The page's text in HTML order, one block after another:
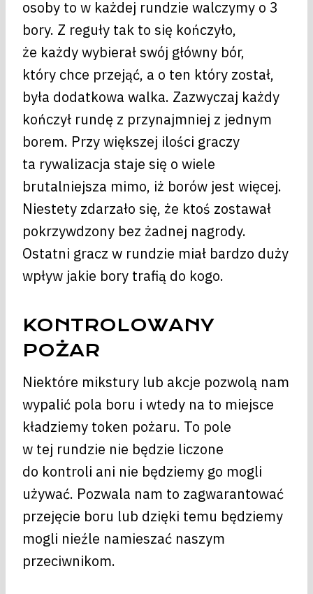
osoby to w każdej rundzie walczymy o 3
bory. Z reguły tak to się kończyło,
że każdy wybierał swój główny bór,
który chce przejąć, a o ten który został,
była dodatkowa walka. Zazwyczaj każdy
kończył rundę z przynajmniej z jednym
borem. Przy większej ilości graczy
ta rywalizacja staje się o wiele
brutalniejsza mimo, iż borów jest więcej.
Niestety zdarzało się, że ktoś zostawał
pokrzywdzony bez żadnej nagrody.
Ostatni gracz w rundzie miał bardzo duży
wpływ jakie bory trafią do kogo.
KONTROLOWANY
POŻAR
Niektóre mikstury lub akcje pozwolą nam
wypalić pola boru i wtedy na to miejsce
kładziemy token pożaru. To pole
w tej rundzie nie będzie liczone
do kontroli ani nie będziemy go mogli
używać. Pozwala nam to zagwarantować
przejęcie boru lub dzięki temu będziemy
mogli nieźle namieszać naszym
przeciwnikom.